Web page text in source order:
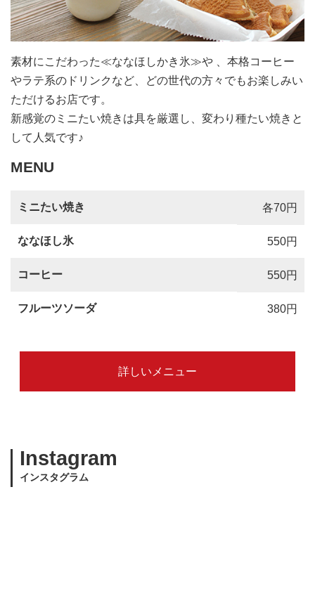
素材にこだわった≪ななほしかき氷≫や 、本格コーヒー
やラテ系のドリンクなど、どの世代の方々でもお楽しみい
ただけるお店です。
新感覚のミニたい焼きは具を厳選し、変わり種たい焼きと
して人気です♪
MENU
ミニたい焼き 各70円
ななほし氷 550円
コーヒー 550円
フルーツソーダ 380円
詳しいメニュー
Instagram
インスタグラム